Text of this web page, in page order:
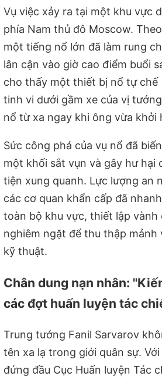
Vụ việc xảy ra tại một khu vực
phía Nam thủ đô Moscow.
một tiếng nổ lớn đã làm rung
lân cận vào giờ cao điểm buổi
cho thấy một thiết bị nổ tự chế
tinh vi dưới gầm xe của vị
nổ từ xa ngay khi ông vừa khởi
Sức công phá của vụ nổ đã
một khối sắt vụn và gây hư hại
tiện xung quanh. Lực lượng an
các cơ quan khẩn cấp đã
toàn bộ khu vực, thiết lập vành
nghiêm ngặt để thu thập mảnh
kỹ thuật.
Chân dung nạn nhân:
các đợt huấn luyện tác
Trung tướng Fanil Sarvarov
tên xa lạ trong giới quân sự.
đứng đầu Cục Huấn luyện Tác